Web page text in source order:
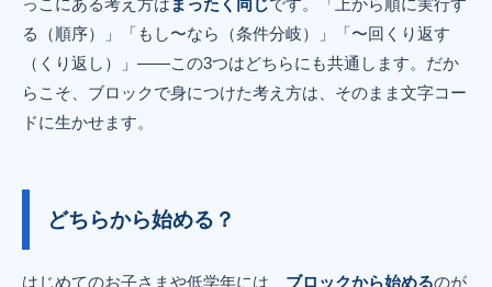
っこにある考え方は まったく同じです。「上から順に実行す
る（順序）」「もし〜なら（条件分岐）」「〜回くり返す
（くり返し）」——この3つはどちらにも共通します。だか
らこそ、ブロックで身につけた考え方は、そのまま文字コー
ドに生かせます。
どちらから始める？
はじめてのお子さまや低学年には、 ブロックから始めるのが